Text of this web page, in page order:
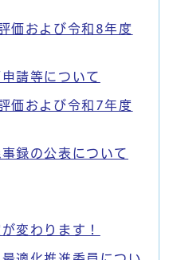
価および令和8年度
請等について
価および令和7年度
録の公表について
変わります！